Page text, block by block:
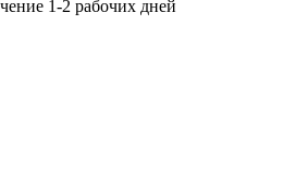
1-2 рабочих дней